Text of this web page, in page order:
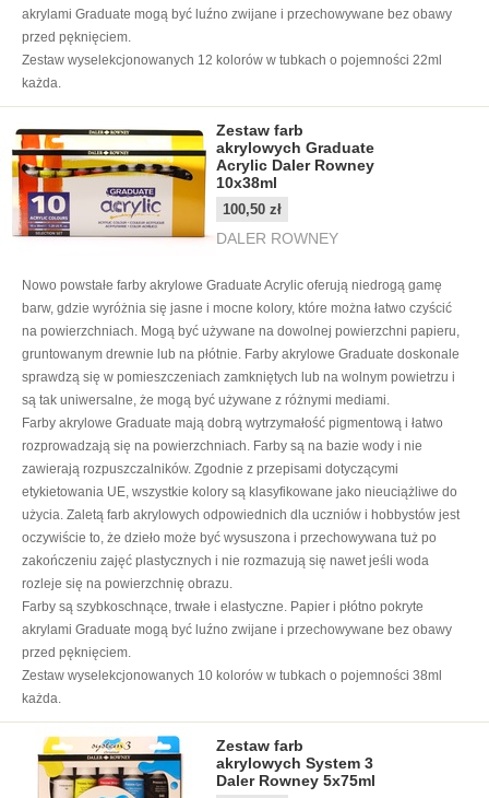
akrylami Graduate mogą być luźno zwijane i przechowywane bez obawy
przed pęknięciem.
Zestaw wyselekcjonowanych 12 kolorów w tubkach o pojemności 22ml
każda.
Zestaw farb
akrylowych Graduate
Acrylic Daler Rowney
10x38ml
100,50 zł
DALER ROWNEY
Nowo powstałe farby akrylowe Graduate Acrylic oferują niedrogą gamę
barw, gdzie wyróżnia się jasne i mocne kolory, które można łatwo czyścić
na powierzchniach. Mogą być używane na dowolnej powierzchni papieru,
gruntowanym drewnie lub na płótnie. Farby akrylowe Graduate doskonale
sprawdzą się w pomieszczeniach zamkniętych lub na wolnym powietrzu i
są tak uniwersalne, że mogą być używane z różnymi mediami.
Farby akrylowe Graduate mają dobrą wytrzymałość pigmentową i łatwo
rozprowadzają się na powierzchniach. Farby są na bazie wody i nie
zawierają rozpuszczalników. Zgodnie z przepisami dotyczącymi
etykietowania UE, wszystkie kolory są klasyfikowane jako nieuciążliwe do
użycia. Zaletą farb akrylowych odpowiednich dla uczniów i hobbystów jest
oczywiście to, że dzieło może być wysuszona i przechowywana tuż po
zakończeniu zajęć plastycznych i nie rozmazują się nawet jeśli woda
rozleje się na powierzchnię obrazu.
Farby są szybkoschnące, trwałe i elastyczne. Papier i płótno pokryte
akrylami Graduate mogą być luźno zwijane i przechowywane bez obawy
przed pęknięciem.
Zestaw wyselekcjonowanych 10 kolorów w tubkach o pojemności 38ml
każda.
Zestaw farb
akrylowych System 3
Daler Rowney 5x75ml